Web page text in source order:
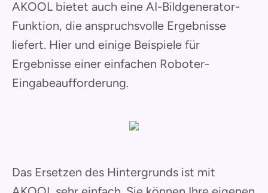
AKOOL bietet auch eine AI-Bildgenerator-
Funktion, die anspruchsvolle Ergebnisse
liefert. Hier und einige Beispiele für
Ergebnisse einer einfachen Roboter-
Eingabeaufforderung.
Das Ersetzen des Hintergrunds ist mit